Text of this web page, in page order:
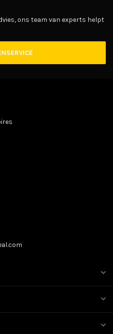
ons team van experts helpt